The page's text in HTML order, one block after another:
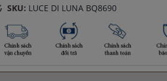
SKU: LUCE DI LUNA BQ8690